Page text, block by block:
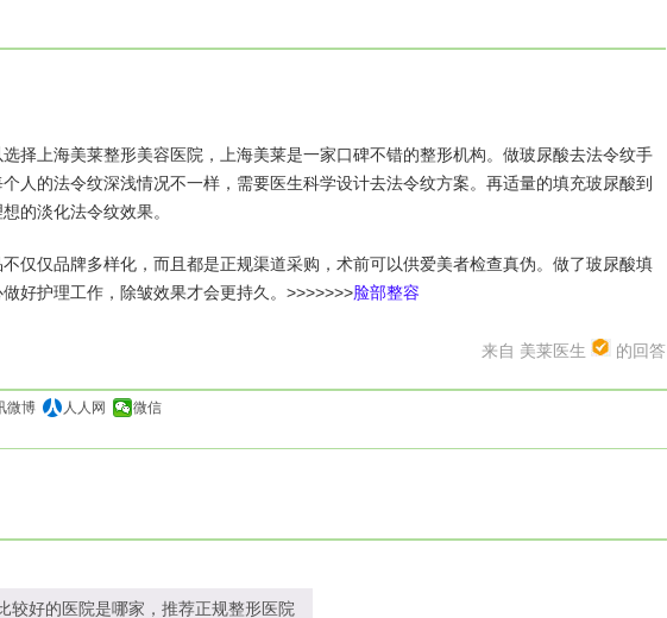
上海美莱整形美容医院，上海美莱是一家口碑不错的整形机构。做玻尿酸去法令纹手
人的法令纹深浅情况不一样，需要医生科学设计去法令纹方案。再适量的填充玻尿酸到
的淡化法令纹效果。
仅品牌多样化，而且都是正规渠道采购，术前可以供爱美者检查真伪。做了玻尿酸填
好护理工作，除皱效果才会更持久。>>>>>>>脸部整容
来自 美莱医生 的回答
微博 人人网 微信
较好的医院是哪家，推荐正规整形医院